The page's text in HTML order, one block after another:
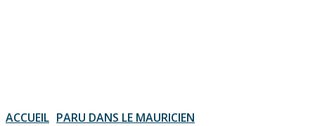
ACCUEIL PARU DANS LE MAURICIEN